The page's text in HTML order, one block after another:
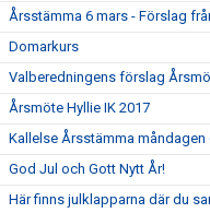
Årsstämma 6 mars - Förslag
Domarkurs
Valberedningens förslag
Årsmöte Hyllie IK 2017
Kallelse Årsstämma måndagen
God Jul och Gott Nytt År!
Här finns julklapparna där du